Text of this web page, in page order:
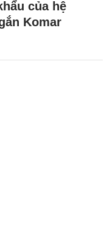
của hệ
Komar